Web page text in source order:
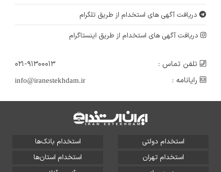
دریافت آگهی های استخدام از طریق تلگرام
دریافت آگهی های استخدام از طریق اینستاگرام
تلفن تماس :
۰۲۱-۹۱۳۰۰۰۱۳
رایانامه :
info@iranestekhdam.ir
استخدام دولتی
استخدام بانک‌ها
استخدام تهران
استخدام استان‌ها